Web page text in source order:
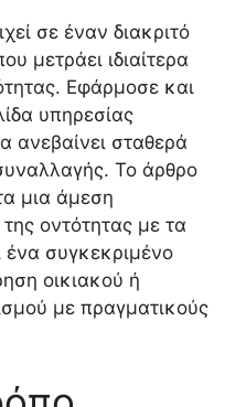
σε έναν διακριτό
μετράει ιδιαίτερα
Εφάρμοσε και
υπηρεσίας
ανεβαίνει σταθερά
Το άρθρο
μια άμεση
οντότητας με τα
ένα συγκεκριμένο
οικιακού ή
με πραγματικούς